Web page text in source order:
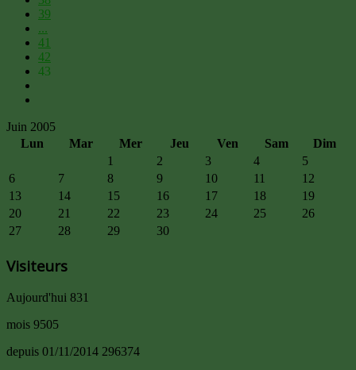
39
...
41
42
43
Juin 2005
Lun
Mar Mer Jeu Ven Sam
Dim
1
2 3 4
5
6
7 8 9 10 11
12
13
14 15 16 17 18
19
20
21 22 23 24 25
26
27
28 29 30
Visiteurs
Aujourd'hui 831
mois 9505
depuis 01/11/2014 296374